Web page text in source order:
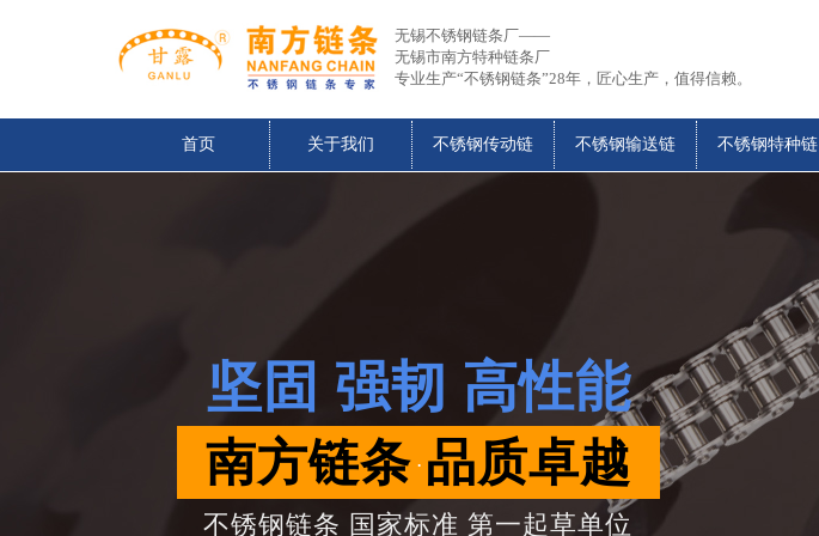
无锡不锈钢链条厂——
无锡市南方特种链条厂
专业生产“不锈钢链条”28年，匠心生产，值得信赖。
首页 关于我们 不锈钢传动链 不锈钢输送链 不锈钢特种链
坚固 强韧 高性能
.
南方链条 品质卓越
不锈钢链条 国家标准 第一起草单位